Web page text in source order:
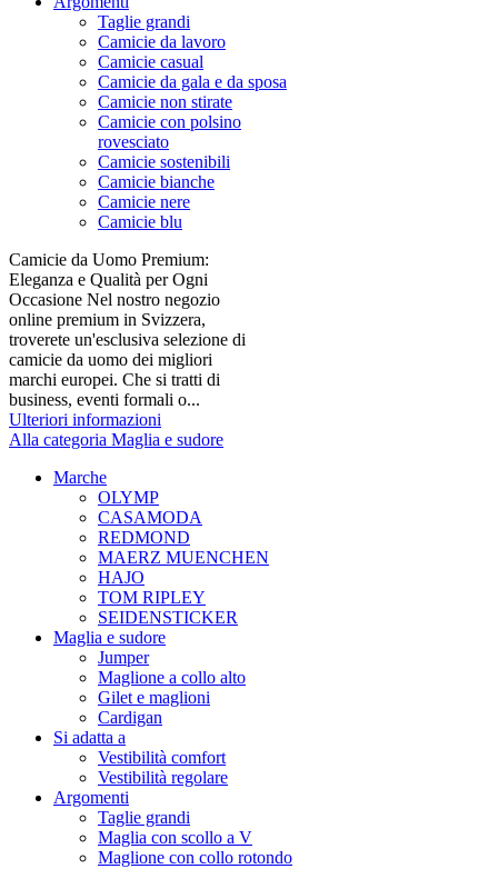
Taglie grandi
Camicie da lavoro
Camicie casual
Camicie da gala e da sposa
Camicie non stirate
Camicie con polsino
rovesciato
Camicie sostenibili
Camicie bianche
Camicie nere
Camicie blu
Camicie da Uomo Premium:
Eleganza e Qualità per Ogni
Occasione Nel nostro negozio
online premium in Svizzera,
troverete un'esclusiva selezione di
camicie da uomo dei migliori
marchi europei. Che si tratti di
business, eventi formali o...
Ulteriori informazioni
Alla categoria Maglia e sudore
Marche
OLYMP
CASAMODA
REDMOND
MAERZ MUENCHEN
HAJO
TOM RIPLEY
SEIDENSTICKER
Maglia e sudore
Jumper
Maglione a collo alto
Gilet e maglioni
Cardigan
Si adatta a
Vestibilità comfort
Vestibilità regolare
Argomenti
Taglie grandi
Maglia con scollo a V
Maglione con collo rotondo